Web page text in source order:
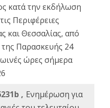
κατά την εκδήλωση
Περιφέρειες
και Θεσσαλίας, από
της Παρασκευής 24
ώρες σήμερα
, Ενημέρωση για